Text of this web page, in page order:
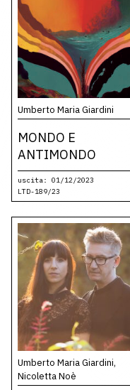
Umberto Maria Giardini
MONDO E
ANTIMONDO
uscita: 01/12/2023
LTD-189/23
Umberto Maria Giardini,
Nicoletta Noè